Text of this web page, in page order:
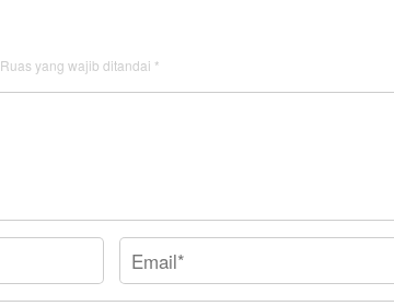
Ruas yang wajib ditandai *